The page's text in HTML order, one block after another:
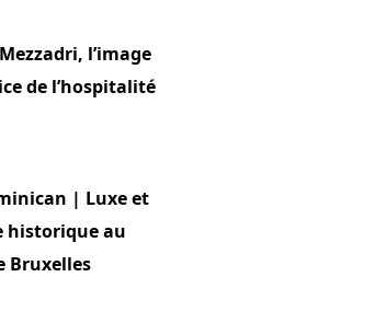
l’image
de l’hospitalité
| Luxe et
historique au
Bruxelles